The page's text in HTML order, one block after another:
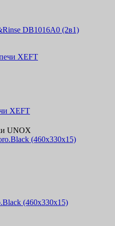
DB1016A0 (2в1)
XEFT
UNOX
(460х330х15)